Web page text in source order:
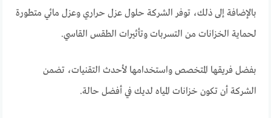
بالإضافة إلى ذلك، توفر الشركة حلول عزل حراري وعزل مائي متطورة
لحماية الخزانات من التسربات وتأثيرات الطقس القاسي.
بفضل فريقها المتخصص واستخدامها لأحدث التقنيات، تضمن
الشركة أن تكون خزانات المياه لديك في أفضل حالة.